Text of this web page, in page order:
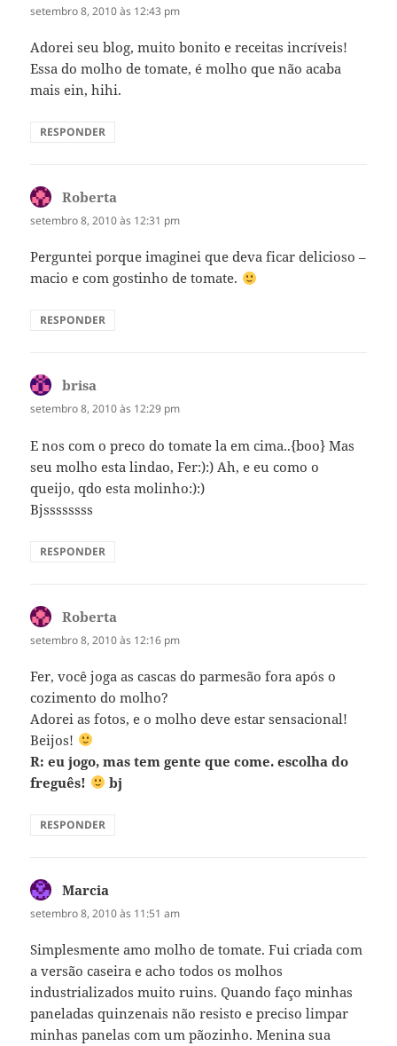
setembro 8, 2010 às 12:43 pm
Adorei seu blog, muito bonito e receitas incríveis!
Essa do molho de tomate, é molho que não acaba
mais ein, hihi.
RESPONDER
Roberta
setembro 8, 2010 às 12:31 pm
Perguntei porque imaginei que deva ficar delicioso –
macio e com gostinho de tomate.
RESPONDER
brisa
setembro 8, 2010 às 12:29 pm
E nos com o preco do tomate la em cima..{boo} Mas
seu molho esta lindao, Fer:):) Ah, e eu como o
queijo, qdo esta molinho:):)
Bjssssssss
RESPONDER
Roberta
setembro 8, 2010 às 12:16 pm
Fer, você joga as cascas do parmesão fora após o
cozimento do molho?
Adorei as fotos, e o molho deve estar sensacional!
Beijos!
R: eu jogo, mas tem gente que come. escolha do
freguês!
bj
RESPONDER
Marcia
setembro 8, 2010 às 11:51 am
Simplesmente amo molho de tomate. Fui criada com
a versão caseira e acho todos os molhos
industrializados muito ruins. Quando faço minhas
paneladas quinzenais não resisto e preciso limpar
minhas panelas com um pãozinho. Menina sua